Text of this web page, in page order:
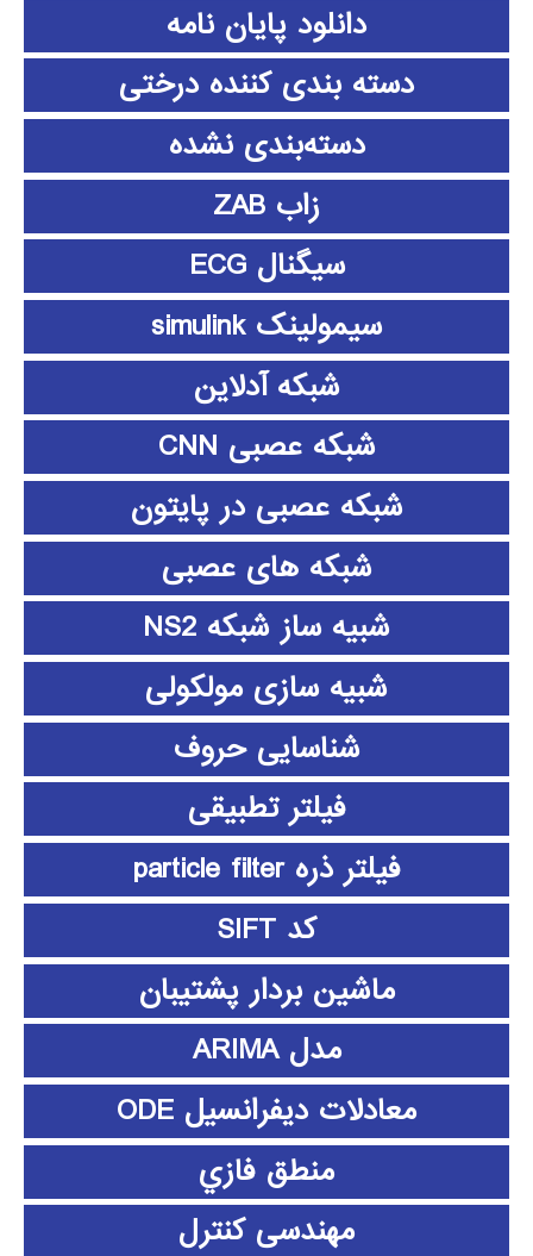
دانلود پايان نامه
دسته بندی کننده درختی
دسته‌بندی نشده
زاب ZAB
سیگنال ECG
سیمولینک simulink
شبکه آدلاین
شبکه عصبی CNN
شبکه عصبی در پایتون
شبکه های عصبی
شبیه ساز شبکه NS2
شبیه سازی مولکولی
شناسایی حروف
فیلتر تطبیقی
فیلتر ذره particle filter
کد SIFT
ماشین بردار پشتیبان
مدل ARIMA
معادلات دیفرانسیل ODE
منطق فازي
مهندسی کنترل